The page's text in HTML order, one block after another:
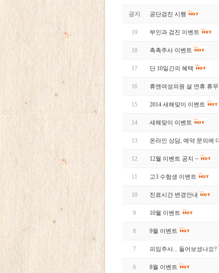
공지 공단검진 시행
19 부인과 검진 이벤트
18 촉촉주사 이벤트
17 단 10일간의 혜택
16 휴엔여성의원 설 연휴 휴
15 2014 새해맞이 이벤트
14 새해맞이 이벤트
13 온라인 상담, 예약 문의에
12 12월 이벤트 공지 ~
11 고3 수험생 이벤트
10 진료시간 변경안내
9 10월 이벤트
8 9월 이벤트
7 피임주사... 들어보셨나요?
6 8월 이벤트